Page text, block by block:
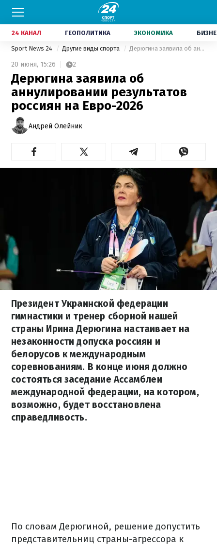
24 КАНАЛ ГЕОПОЛИТИКА ЭКОНОМИКА
Sport News 24 Другие виды спорта Дерюгина заявила об аннулировании результатов россиян на Евро-2026
20 июня, 15:26 2
Дерюгина заявила об
аннулировании результатов
россиян на Евро-2026
Андрей Олейник
Президент Украинской федерации
гимнастики и тренер сборной нашей
страны Ирина Дерюгина настаивает на
незаконности допуска россиян и
белорусов к международным
соревнованиям. В конце июня должно
состояться заседание Ассамблеи
международной федерации, на котором,
возможно, будет восстановлена
справедливость.
По словам Дерюгиной, решение допустить
представительниц страны-агрессора к